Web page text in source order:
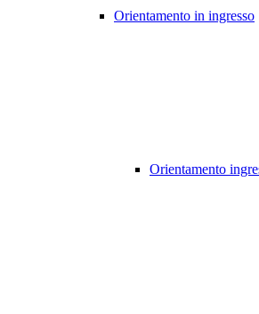
Orientamento in ingresso
Orientamento